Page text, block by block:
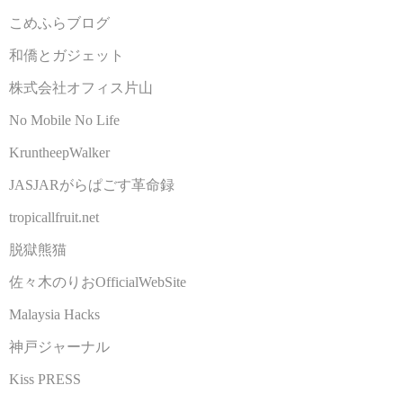
こめふらブログ
和僑とガジェット
株式会社オフィス片山
No Mobile No Life
KruntheepWalker
JASJARがらぱごす革命録
tropicallfruit.net
脱獄熊猫
佐々木のりおOfficialWebSite
Malaysia Hacks
神戸ジャーナル
Kiss PRESS